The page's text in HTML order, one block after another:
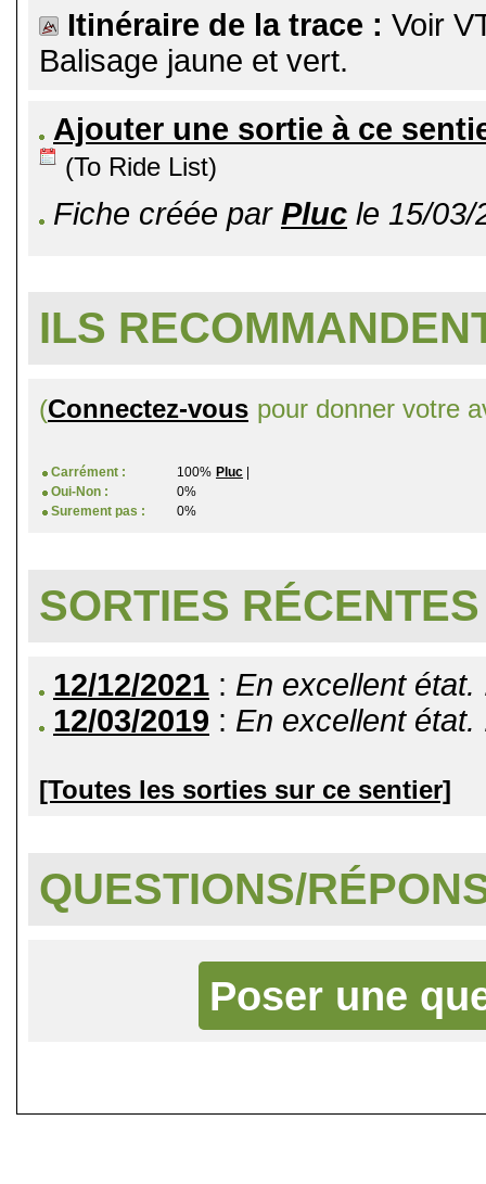
Itinéraire de la trace : Voir
Balisage jaune et vert.
Ajouter une sortie à ce
(To Ride List)
Fiche créée par Pluc le 15/03/
ILS
(Connectez-vous pour donner votre
Carrément : 100% Pluc
Oui-Non :
0%
Surement pas :
0%
SORTIES RÉCENTES
12/12/2021 : En excellent
12/03/2019 : En excellent
[Toutes les sorties sur ce sentier]
QUESTIONS/
Poser une